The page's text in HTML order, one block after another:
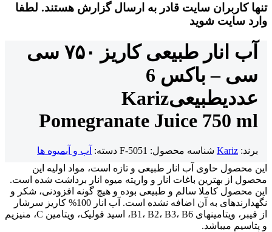
تنها کاربران سایت قادر به ارسال گزارش هستند. لطفا
وارد سایت شوید
آب انار طبیعی کاریز ۷۵۰ سی
سی – باکس 6
عددیطبیعیKariz
Pomegranate Juice 750 ml
برند: Kariz شناسه محصول: F-5051 دسته: آب و آبمیوه ها
این محصول حاوی آب انار طبیعی و تازه است، مواد اولیه این
محصول از بهترین باغات انار و واریته میوه انار برداشت شده است.
این محصول کاملا سالم و طبیعی بوده و هیچ گونه افزودنی، شکر و
نگهدارنده‎ای به آن اضافه نشده است. آب انار 100% کاریز سرشار
از فیبر، ویتامین‎های B1، B2، B3، B6، اسید فولیک، ویتامین C، منیزیم
و پتاسیم می‎باشد.